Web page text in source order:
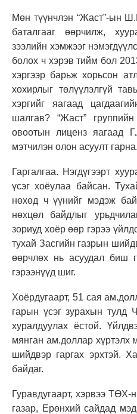
Мөн түүнчлэн “Жаст”-ын
баталгааг өөрчилж,
зээлийн хэмжээг
болох ч хэрэв тийм бол
хэргээр барьж хорьсон
хохирлыг төлүүлэлгүй
хэргийг яагаад
шалгав? “Жаст”
овоотын лиценз яагаад
мэтчилэн олон асуулт гарна.
Гаргалгаа. Нэгдүгээрт
үсэг хоёулаа байсан.
нөхөд ч үүнийг мэдэж
нөхцөл байдлыг
зориуд хоёр өөр гэрээ
тухай Засгийн газрын
өөрчлөх нь асуудал биш
гэрээнүүд шиг.
Хоёрдугаарт, 51 сая
гарын үсэг зурахын тулд
хуралдуулах ёстой.
мянган ам.доллар хүртэлх
шийдвэр гаргах эрхтэй.
байдаг.
Гуравдугаарт, хэрвээ ТӨХ-
газар, Ерөнхий сайдад